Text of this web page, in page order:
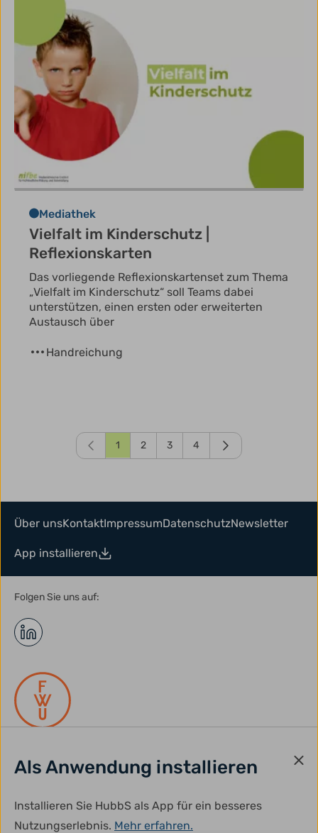
Mediathek
Vielfalt im Kinderschutz |
Reflexionskarten
Das vorliegende Reflexionskartenset zum Thema
„Vielfalt im Kinderschutz“ soll Teams dabei
unterstützen, einen ersten oder erweiterten
Austausch über
Handreichung
1 2 3 4
Als Anwendung installieren
Installieren Sie HubbS als App für ein besseres
Nutzungserlebnis. Mehr erfahren.
Über unsKontaktImpressumDatenschutzNewsletter
App installieren
Folgen Sie uns auf:
gefördert durch: